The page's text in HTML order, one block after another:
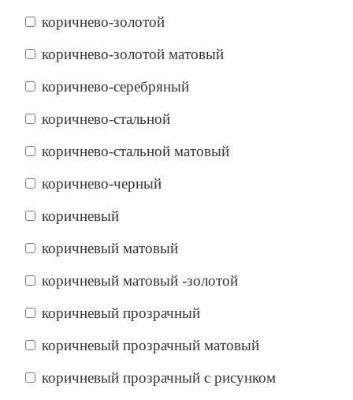
коричнево-золотой
коричнево-золотой матовый
коричнево-серебряный
коричнево-стальной
коричнево-стальной матовый
коричнево-черный
коричневый
коричневый матовый
коричневый матовый -золотой
коричневый прозрачный
коричневый прозрачный матовый
коричневый прозрачный с рисунком